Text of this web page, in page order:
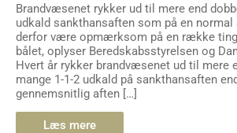
Brandvæsenet rykker ud til mere end
udkald sankthansaften som på en
derfor være opmærksom på en række
bålet, oplyser Beredskabsstyrelsen og
Hvert år rykker brandvæsenet ud til mere
mange 1-1-2 udkald på sankthansaften
gennemsnitlig aften […]
Læs mere